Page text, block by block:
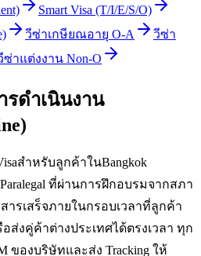
Smart Visa (T/I/E/S/O)
วีซ่าเกษียณอายุ O-A
วีซ่า
ซ่าแต่งงาน Non-O
ดำเนินงาน
สำหรับลูกค้าในBangkok
ที่ผ่านการฝึกอบรมจากสภา
ารเสร็จภายในกรอบเวลาที่ลูกค้า
ส่งคู่ค้าต่างประเทศได้ตรงเวลา ทุก
องบริษัทและส่ง Tracking ให้